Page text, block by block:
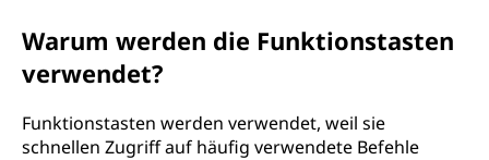
Warum werden die Funktionstasten
verwendet?
Funktionstasten werden verwendet, weil sie
schnellen Zugriff auf häufig verwendete Befehle